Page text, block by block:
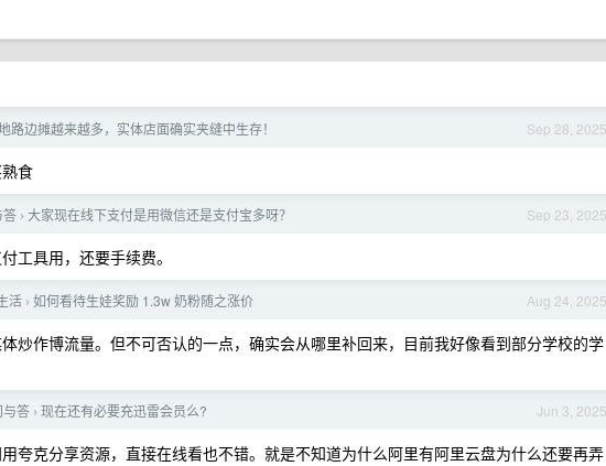
Sep 28, 2025
路边摊越来越多，实体店面确实夹缝中生存！
食
Sep 23, 2025
答 › 大家现在线下支付是用微信还是支付宝多呀？
工具用，还要手续费。
Aug 24, 2025
活 › 如何看待生娃奖励 1.3w 奶粉随之涨价
炒作博流量。但不可否认的一点，确实会从哪里补回来，目前我好像看到部分学校的学
Jun 3, 2025
与答 › 现在还有必要充迅雷会员么?
夸克分享资源，直接在线看也不错。就是不知道为什么阿里有阿里云盘为什么还要再弄